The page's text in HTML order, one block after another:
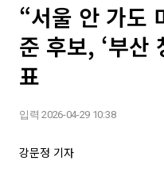
“서울 안 가도
준 후보, ‘부산
표
입력 2026-04-29 10:38
강문정 기자